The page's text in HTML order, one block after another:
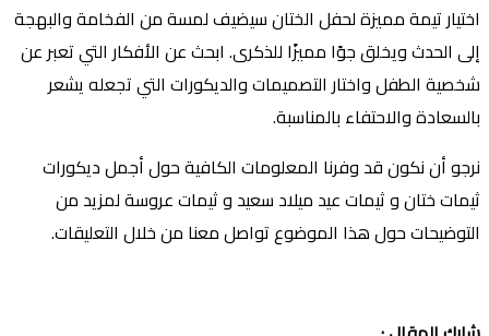
اختيار تيمة مميزة لحفل الختان سيضيف لمسة من الفخامة والبهجة
إلى الحدث ويخلق جوًا مميزًا للذكرى. ابحث عن الأفكار التي تعبر عن
شخصية الطفل واختار التصميمات والديكورات التي تجعله يشعر
بالسعادة والاحتفاء بالمناسبة.
نرجو أن نكون قد وفرنا المعلومات الكافية حول أجمل ديكورات
ثيمات ختان و ثيمات عيد ميلاد سعيد و ثيمات عروسة لمزيد من
التوضيحات حول هذا الموضوع تواصل معنا من خلال التعليقات.